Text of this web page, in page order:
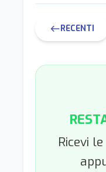
westRECENTI
Ricevi